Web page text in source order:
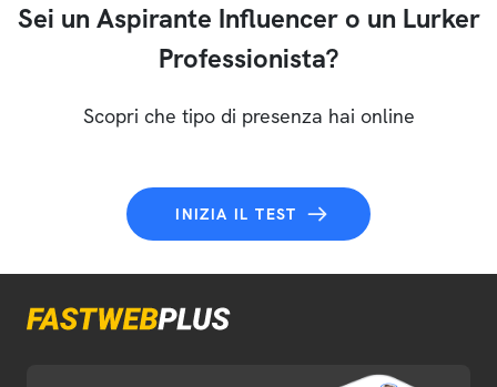
Sei un Aspirante Influencer o un Lurker
Professionista?
Scopri che tipo di presenza hai online
INIZIA IL TEST